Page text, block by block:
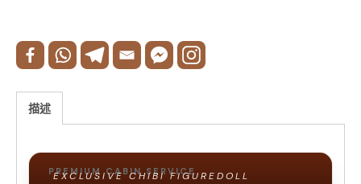
描述
PREMIUM CABIN SERVICE
Q版人像 15cm 客製化
EXCLUSIVE CHIBI FIGUREDOLL